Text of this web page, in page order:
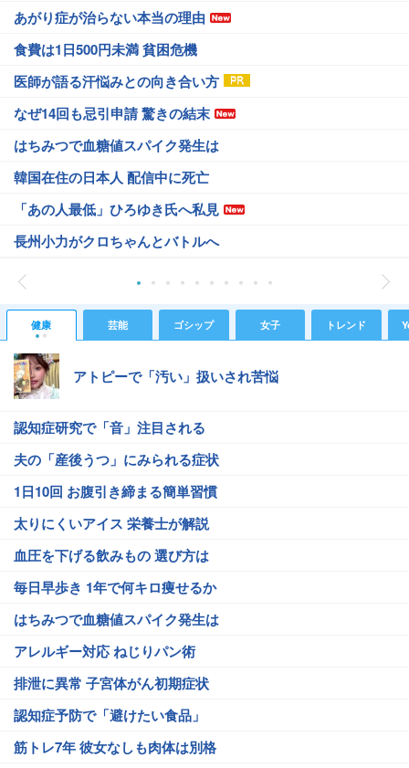
あがり症が治らない本当の理由
食費は1日500円未満 貧困危機
医師が語る汗悩みとの向き合い方
なぜ14回も忌引申請 驚きの結末
はちみつで血糖値スパイク発生は
韓国在住の日本人 配信中に死亡
「あの人最低」ひろゆき氏へ私見
長州小力がクロちゃんとバトルへ
健康 芸能 ゴシップ 女子 トレンド
アトピーで「汚い」扱いされ苦悩
認知症研究で「音」注目される
夫の「産後うつ」にみられる症状
1日10回 お腹引き締まる簡単習慣
太りにくいアイス 栄養士が解説
血圧を下げる飲みもの 選び方は
毎日早歩き 1年で何キロ痩せるか
はちみつで血糖値スパイク発生は
アレルギー対応 ねじりパン術
排泄に異常 子宮体がん初期症状
認知症予防で「避けたい食品」
筋トレ7年 彼女なしも肉体は別格